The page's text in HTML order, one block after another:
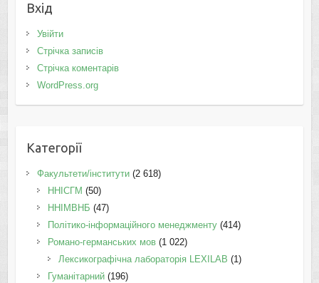
Вхід
Увійти
Стрічка записів
Стрічка коментарів
WordPress.org
Категорії
Факультети/інститути(2 618)
ННІСГМ (50)
ННІМВНБ (47)
Політико-інформаційного менеджменту(414)
Романо-германських мов(1 022)
Лексикографічна лабораторія LEXILAB (1)
Гуманітарний(196)